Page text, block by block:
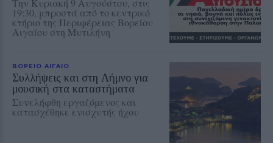
Την Κυριακή 9 Αυγούστου, στις
19:30, μπροστά από το κεντρικό
κτήριο της Περιφέρειας Βορείου
Αιγαίου στη Μυτιλήνη
ΒΟΡΕΙΟ ΑΙΓΑΙΟ
Συλλήψεις και στη Λήμνο για
μουσική στα καταστήματα
Συνελήφθη εργαζόμενος και
κατασχέθηκε ενισχυτής ήχου